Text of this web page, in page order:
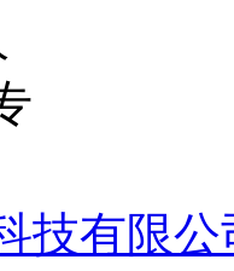
技有限公